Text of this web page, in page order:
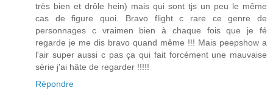
très bien et drôle hein) mais qui sont tjs un peu le même
cas de figure quoi. Bravo flight c rare ce genre de
personnages c vraimen bien à chaque fois que je fé
regarde je me dis bravo quand même !!! Mais peepshow a
l'air super aussi c pas ça qui fait forcément une mauvaise
série j'ai hâte de regarder !!!!!
Répondre